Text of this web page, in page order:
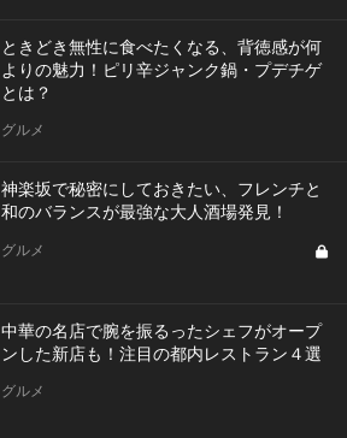
ときどき無性に食べたくなる、背徳感が何
よりの魅力！ピリ辛ジャンク鍋・プデチゲ
とは？
グルメ
神楽坂で秘密にしておきたい、フレンチと
和のバランスが最強な大人酒場発見！
グルメ
中華の名店で腕を振るったシェフがオープ
ンした新店も！注目の都内レストラン４選
グルメ